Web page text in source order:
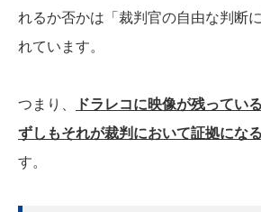
れるか否かは「裁判官の自由な判断
れています。
つまり、
ドラレコに映像が残ってい
ずしもそれが裁判において証拠にな
す。